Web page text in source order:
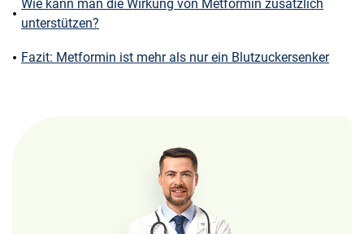
Wie kann man die Wirkung von Metformin zusätzlich
unterstützen?
Fazit: Metformin ist mehr als nur ein Blutzuckersenker